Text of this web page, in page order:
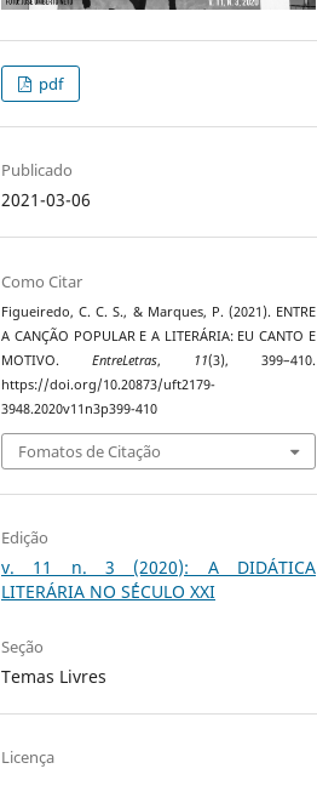
pdf
Publicado
2021-03-06
Como Citar
Figueiredo, C. C. S., & Marques, P. (2021). ENTRE
A CANÇÃO POPULAR E A LITERÁRIA: EU CANTO E
MOTIVO.EntreLetras, 11(3), 399–410.
https://doi.org/10.20873/uft2179-
3948.2020v11n3p399-410
Fomatos de Citação
Edição
v. 11 n. 3 (2020): A DIDÁTICA
LITERÁRIA NO S´ÉCULO XXI
Seção
Temas Livres
Licença